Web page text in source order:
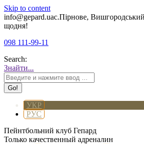
Skip to content
info@gepard.uaс.Пірнове,
щодня!
098 111-99-11
Search:
Знайти...
УКР
РУС
Пейнтбольний клуб Гепард
Только качественный адреналин